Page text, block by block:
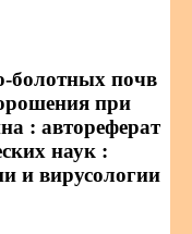
болотных почв
при
: автореферат
наук :
и вирусологии